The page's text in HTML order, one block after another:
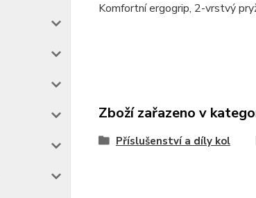
Komfortní ergogrip, 2-vrstvý
Zboží zařazeno v
Příslušenství a díly kol